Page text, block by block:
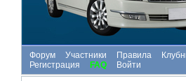
Форум Участники Правила
Регистрация
FAQ Войти